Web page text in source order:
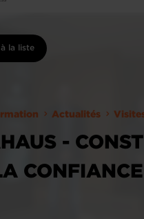
la liste
Actualités
-
CONFIANCE